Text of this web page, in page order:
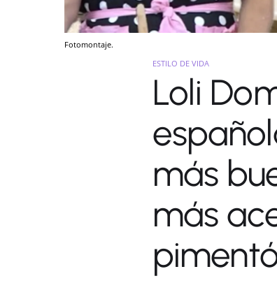
Fotomontaje.
ESTILO DE VIDA
Loli
más
más